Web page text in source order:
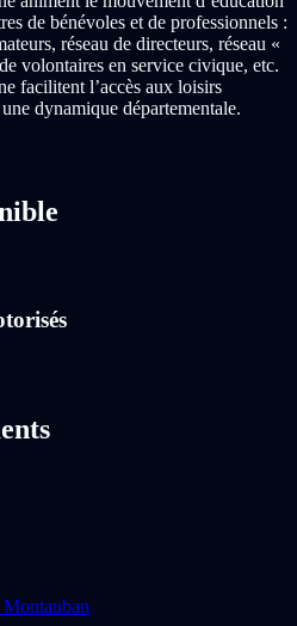
de bénévoles et de professionnels :
réseau de directeurs, réseau «
volontaires en service civique, etc.
facilitent l’accès aux loisirs
dynamique départementale.